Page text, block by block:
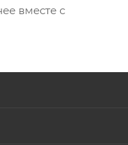
вместе с